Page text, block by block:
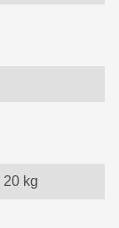
20 kg